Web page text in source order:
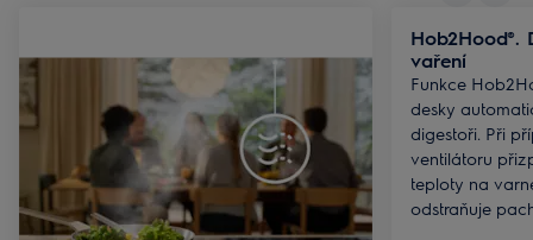
vaření
Funkce
desky
digestoři. Při
ventilátoru
teploty na
odstraňuje